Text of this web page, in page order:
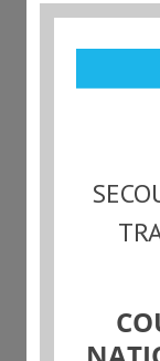
PDSP
26
18 août
LA